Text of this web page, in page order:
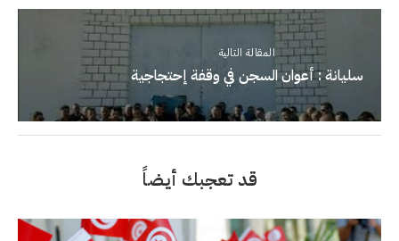
المقالة التالية
سليانة : أعوان السجن في وقفة إحتجاجية
قد تعجبك أيضاً